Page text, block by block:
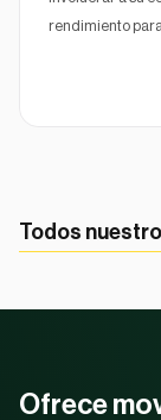
rendimiento
Todos
Ofrece